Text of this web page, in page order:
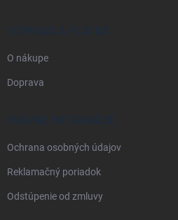
DOPRAVA A PLATBA
O nákupe
Doprava
PRÁVNE INFORMÁCIE
Ochrana osobných údajov
Reklamačný poriadok
Odstúpenie od zmluvy